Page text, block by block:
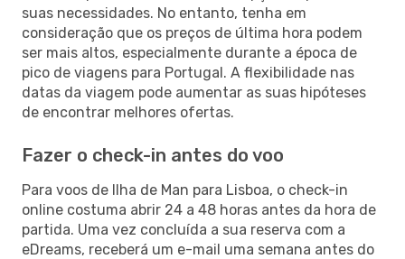
suas necessidades. No entanto, tenha em
consideração que os preços de última hora podem
ser mais altos, especialmente durante a época de
pico de viagens para Portugal. A flexibilidade nas
datas da viagem pode aumentar as suas hipóteses
de encontrar melhores ofertas.
Fazer o check-in antes do voo
Para voos de Ilha de Man para Lisboa, o check-in
online costuma abrir 24 a 48 horas antes da hora de
partida. Uma vez concluída a sua reserva com a
eDreams, receberá um e-mail uma semana antes do